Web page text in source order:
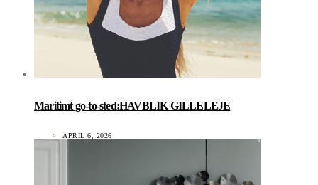
Maritimt go-to-sted:HAVBLIK GILLELEJE
APRIL 6, 2026